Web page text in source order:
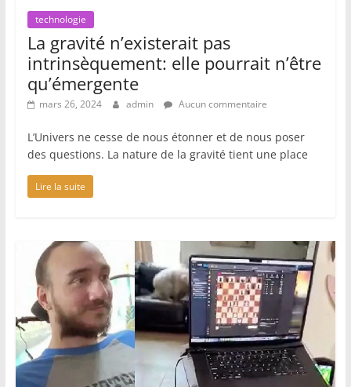
technologie
La gravité n’existerait pas
intrinsèquement: elle pourrait n’être
qu’émergente
mars 26, 2024 admin Aucun commentaire
L’Univers ne cesse de nous étonner et de nous poser
des questions. La nature de la gravité tient une place
Lire la suite